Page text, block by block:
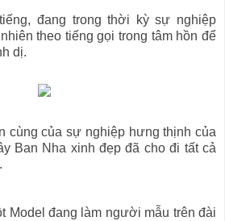
đang trong thời kỳ sự nghiệp
theo tiếng gọi trong tâm hồn để
dị.
cùng của sự nghiệp hưng thịnh của
Ban Nha xinh đẹp đã cho đi tất cả
Model đang làm người mẫu trên đài